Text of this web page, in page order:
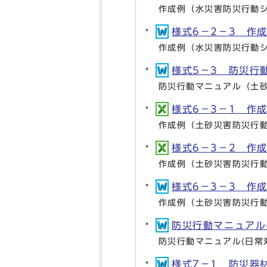
作成例（水災害防災行動
様式6－2－3 作成
作成例（水災害防災行動
様式5－3 防災行
防災行動マニュアル（土
様式6－3－1 作成
作成例（土砂災害防災行
様式6－3－2 作成
作成例（土砂災害防災行
様式6－3－3 作成
作成例（土砂災害防災行
防災行動マニュア
防災行動マニュアル(日常
様式7－1 防災器